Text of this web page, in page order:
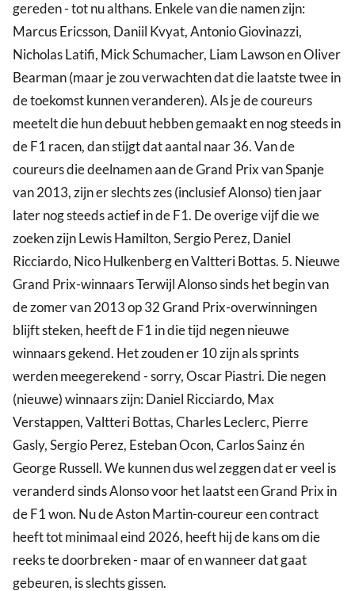
gereden - tot nu althans. Enkele van die namen zijn:
Marcus Ericsson, Daniil Kvyat, Antonio Giovinazzi,
Nicholas Latifi, Mick Schumacher, Liam Lawson en Oliver
Bearman (maar je zou verwachten dat die laatste twee in
de toekomst kunnen veranderen). Als je de coureurs
meetelt die hun debuut hebben gemaakt en nog steeds in
de F1 racen, dan stijgt dat aantal naar 36. Van de
coureurs die deelnamen aan de Grand Prix van Spanje
van 2013, zijn er slechts zes (inclusief Alonso) tien jaar
later nog steeds actief in de F1. De overige vijf die we
zoeken zijn Lewis Hamilton, Sergio Perez, Daniel
Ricciardo, Nico Hulkenberg en Valtteri Bottas. 5. Nieuwe
Grand Prix-winnaars Terwijl Alonso sinds het begin van
de zomer van 2013 op 32 Grand Prix-overwinningen
blijft steken, heeft de F1 in die tijd negen nieuwe
winnaars gekend. Het zouden er 10 zijn als sprints
werden meegerekend - sorry, Oscar Piastri. Die negen
(nieuwe) winnaars zijn: Daniel Ricciardo, Max
Verstappen, Valtteri Bottas, Charles Leclerc, Pierre
Gasly, Sergio Perez, Esteban Ocon, Carlos Sainz én
George Russell. We kunnen dus wel zeggen dat er veel is
veranderd sinds Alonso voor het laatst een Grand Prix in
de F1 won. Nu de Aston Martin-coureur een contract
heeft tot minimaal eind 2026, heeft hij de kans om die
reeks te doorbreken - maar of en wanneer dat gaat
gebeuren, is slechts gissen.